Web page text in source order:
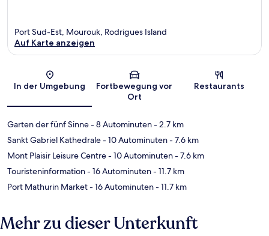
Karte
Port Sud-Est, Mourouk, Rodrigues Island
Auf Karte anzeigen
In der Umgebung
Fortbewegung vor
Ort
Restaurants
Garten der fünf Sinne- 8 Autominuten- 2.7 km
Sankt Gabriel Kathedrale- 10 Autominuten- 7.6 km
Mont Plaisir Leisure Centre- 10 Autominuten- 7.6 km
Touristeninformation- 16 Autominuten- 11.7 km
Port Mathurin Market- 16 Autominuten- 11.7 km
Mehr zu dieser Unterkunft